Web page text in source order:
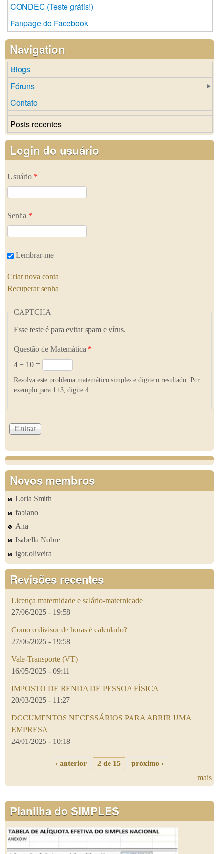
CONDEC (Teste grátis!)
Fanpage do Facebook
Navigation
Blogs
Fóruns
Contato
Posts recentes
Login do usuário
Usuário *
Senha *
Lembrar-me
Criar nova conta
Recuperar senha
CAPTCHA
Esse teste é para evitar spam e vírus.
Questão de Matemática *
4 + 10 =
Resolva este problema matemático simples e digite o resultado. Por
exemplo para 1+3, digite 4.
Novos membros
Loria Smith
fabiano
Ana
Isabella Nobre
igor.oliveira
Revisões recentes
Licença maternidade e salário-maternidade
27/06/2025 - 19:58
Como o divisor de horas é calculado?
27/06/2025 - 19:58
Vale-Transporte (VT)
16/05/2025 - 09:11
IMPOSTO DE RENDA DE PESSOA FÍSICA
20/03/2025 - 11:27
DOCUMENTOS NECESSÁRIOS PARA ABRIR UMA
EMPRESA
24/01/2025 - 10:18
‹ anterior 2 de 15
próximo ›
mais
Planilha do SIMPLES